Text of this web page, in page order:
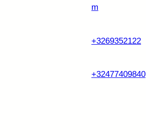
m
+3269352122
+32477409840